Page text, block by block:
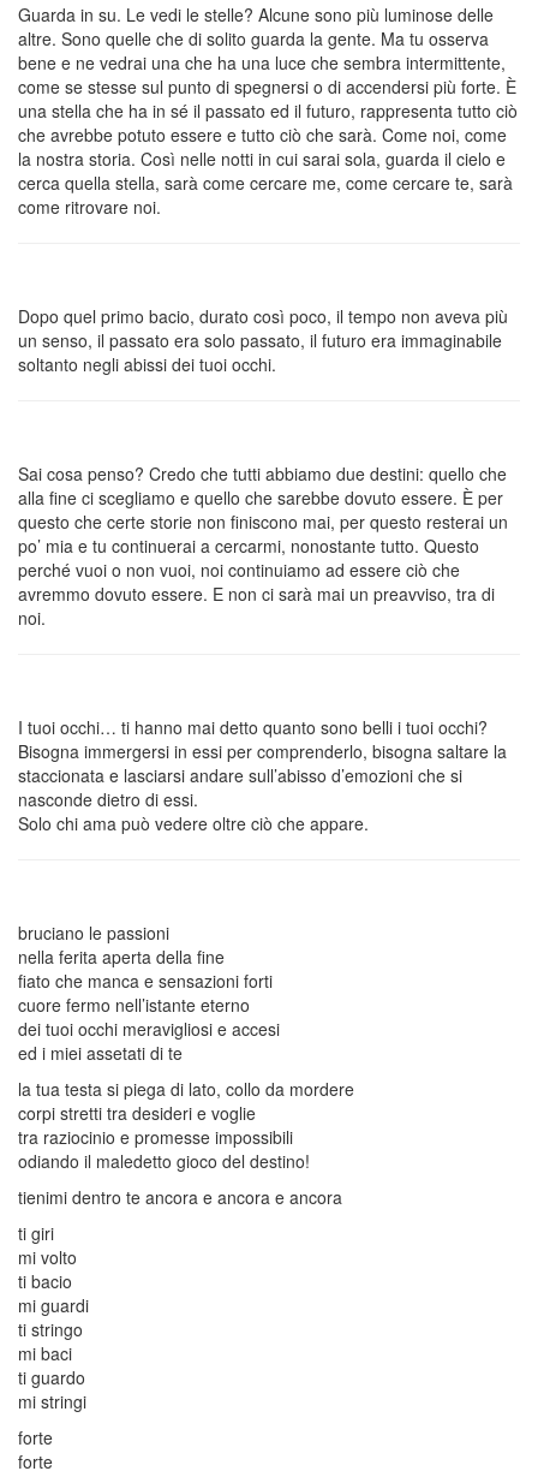
Guarda in su. Le vedi le stelle? Alcune sono più luminose delle
altre. Sono quelle che di solito guarda la gente. Ma tu osserva
bene e ne vedrai una che ha una luce che sembra intermittente,
come se stesse sul punto di spegnersi o di accendersi più forte. È
una stella che ha in sé il passato ed il futuro, rappresenta tutto ciò
che avrebbe potuto essere e tutto ciò che sarà. Come noi, come
la nostra storia. Così nelle notti in cui sarai sola, guarda il cielo e
cerca quella stella, sarà come cercare me, come cercare te, sarà
come ritrovare noi.
Dopo quel primo bacio, durato così poco, il tempo non aveva più
un senso, il passato era solo passato, il futuro era immaginabile
soltanto negli abissi dei tuoi occhi.
Sai cosa penso? Credo che tutti abbiamo due destini: quello che
alla fine ci scegliamo e quello che sarebbe dovuto essere. È per
questo che certe storie non finiscono mai, per questo resterai un
po’ mia e tu continuerai a cercarmi, nonostante tutto. Questo
perché vuoi o non vuoi, noi continuiamo ad essere ciò che
avremmo dovuto essere. E non ci sarà mai un preavviso, tra di
noi.
I tuoi occhi… ti hanno mai detto quanto sono belli i tuoi occhi?
Bisogna immergersi in essi per comprenderlo, bisogna saltare la
staccionata e lasciarsi andare sull’abisso d’emozioni che si
nasconde dietro di essi.
Solo chi ama può vedere oltre ciò che appare.
bruciano le passioni
nella ferita aperta della fine
fiato che manca e sensazioni forti
cuore fermo nell’istante eterno
dei tuoi occhi meravigliosi e accesi
ed i miei assetati di te
la tua testa si piega di lato, collo da mordere
corpi stretti tra desideri e voglie
tra raziocinio e promesse impossibili
odiando il maledetto gioco del destino!
tienimi dentro te ancora e ancora e ancora
ti giri
mi volto
ti bacio
mi guardi
ti stringo
mi baci
ti guardo
mi stringi
forte
forte